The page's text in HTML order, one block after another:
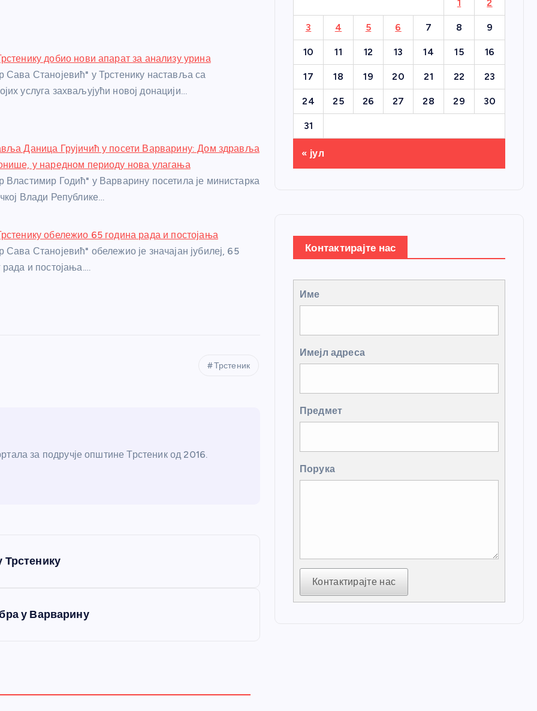
добио нови апарат за анализу урина
Станојевић" у Трстенику наставља са
услуга захваљујући новој донацији…
Даница Грујичић у посети Варварину: Дом здравља
у наредном периоду нова улагања
Годић" у Варварину посетила је министарка
Влади Републике…
обележио 65 година рада и постојања
Станојевић" обележио је значајан јубилеј, 65
и постојања.…
Трстеник
за подручје општине Трстеник од 2016.
у Варварину
1 2
3 4 5 6 7 8 9
10 11 12 13 14 15 16
17 18 19 20 21 22 23
24 25 26 27 28 29 30
31
« јул
Контактирајте нас
Име
Имејл адреса
Предмет
Порука
Контактирајте нас